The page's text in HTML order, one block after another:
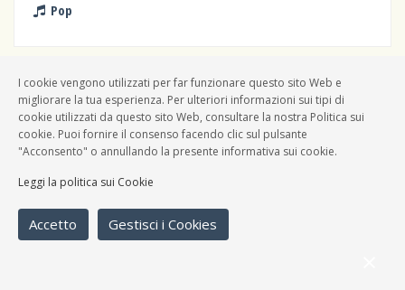
Pop
Black Velvet
Band
I cookie vengono utilizzati per far funzionare questo sito Web e
migliorare la tua esperienza. Per ulteriori informazioni sui tipi di
cookie utilizzati da questo sito Web, consultare la nostra Politica sui
cookie. Puoi fornire il consenso facendo clic sul pulsante
"Acconsento" o annullando la presente informativa sui cookie.
Leggi la politica sui Cookie
Accetto Gestisci i Cookies